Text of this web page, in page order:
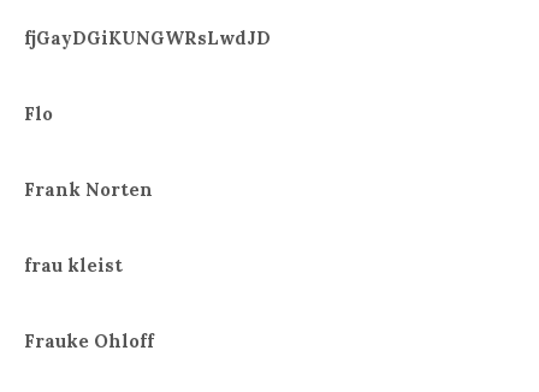
fjGayDGiKUNGWRsLwdJD
Flo
Frank Norten
frau kleist
Frauke Ohloff